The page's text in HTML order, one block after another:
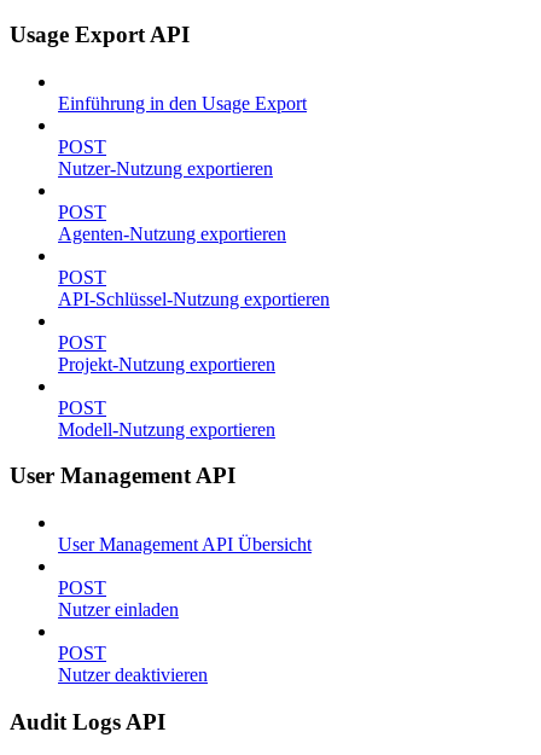
Usage Export API
Einführung in den Usage Export
POST
Nutzer-Nutzung exportieren
POST
Agenten-Nutzung exportieren
POST
API-Schlüssel-Nutzung exportieren
POST
Projekt-Nutzung exportieren
POST
Modell-Nutzung exportieren
User Management API
User Management API Übersicht
POST
Nutzer einladen
POST
Nutzer deaktivieren
Audit Logs API